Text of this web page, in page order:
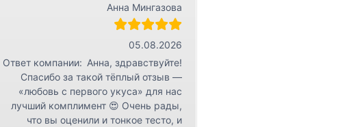
Анна Мингазова
05.08.2026
Ответ компании: Анна, здравствуйте!
Спасибо за такой тёплый отзыв —
«любовь с первого укуса» для нас
лучший комплимент 😍 Очень рады,
что вы оценили и тонкое тесто, и